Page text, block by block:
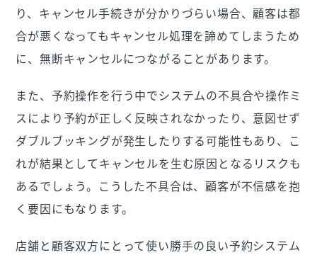
り、キャンセル手続きが分かりづらい場合、顧客は都
合が悪くなってもキャンセル処理を諦めてしまうため
に、無断キャンセルにつながることがあります。
また、予約操作を行う中でシステムの不具合や操作ミ
スにより予約が正しく反映されなかったり、意図せず
ダブルブッキングが発生したりする可能性もあり、こ
れが結果としてキャンセルを生む原因となるリスクも
あるでしょう。こうした不具合は、顧客が不信感を抱
く要因にもなります。
店舗と顧客双方にとって使い勝手の良い予約システム